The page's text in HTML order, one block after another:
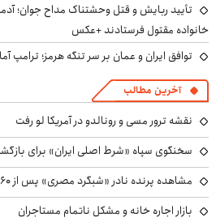
تأیید ربایش و قتل وحشتناک مداح جوان؛
خانواده مقتول فرستادند +عکس
توافق ایران و عمان بر سر تنگه هرمز؛ ترامپ
آخرین مطالب
نقشه ترور مسی و رونالدو در آمریکا لو رفت
سخنگوی سپاه «شرط اصلی ایران» برای
مشاهده پرنده نادر «شبگرد مصری» پس از ۶۰ سال غیبت در نهاوند
بازار اجاره خانه و مشکل ناتمام مستاجران